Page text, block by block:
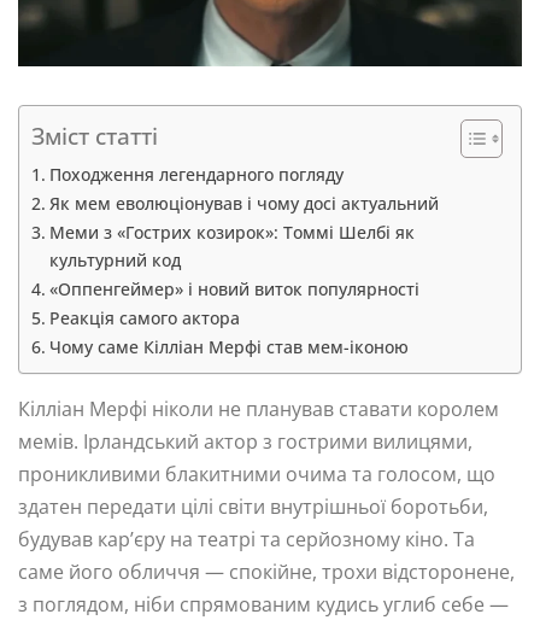
Зміст статті
Походження легендарного погляду
Як мем еволюціонував і чому досі актуальний
Меми з «Гострих козирок»: Томмі Шелбі як
культурний код
«Оппенгеймер» і новий виток популярності
Реакція самого актора
Чому саме Кілліан Мерфі став мем-іконою
Кілліан Мерфі ніколи не планував ставати королем
мемів. Ірландський актор з гострими вилицями,
проникливими блакитними очима та голосом, що
здатен передати цілі світи внутрішньої боротьби,
будував кар’єру на театрі та серйозному кіно. Та
саме його обличчя — спокійне, трохи відсторонене,
з поглядом, ніби спрямованим кудись углиб себе —